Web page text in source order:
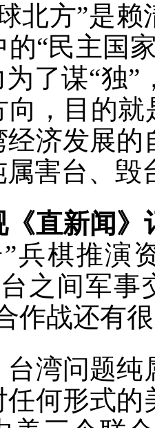
北方”是
“民主国
为了谋“独
，目的
济发展
害台、毁
《直新闻》
兵棋推演
之间军
作战还有
台湾问题纯
何形式